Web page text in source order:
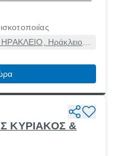
Ηράκλειο
ΚΥΡΙΑΚΟΣ &